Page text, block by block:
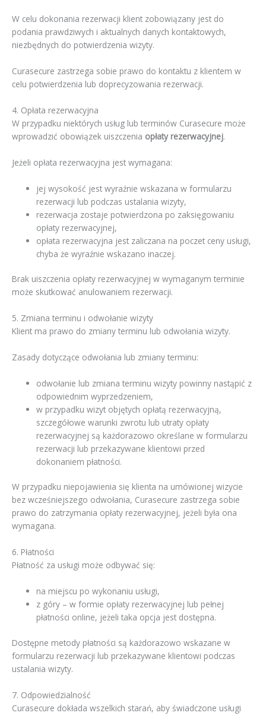
W celu dokonania rezerwacji klient zobowiązany jest do
podania prawdziwych i aktualnych danych kontaktowych,
niezbędnych do potwierdzenia wizyty.
Curasecure zastrzega sobie prawo do kontaktu z klientem w
celu potwierdzenia lub doprecyzowania rezerwacji.
4. Opłata rezerwacyjna
W przypadku niektórych usług lub terminów Curasecure może
wprowadzić obowiązek uiszczenia opłaty rezerwacyjnej.
Jeżeli opłata rezerwacyjna jest wymagana:
jej wysokość jest wyraźnie wskazana w formularzu
rezerwacji lub podczas ustalania wizyty,
rezerwacja zostaje potwierdzona po zaksięgowaniu
opłaty rezerwacyjnej,
opłata rezerwacyjna jest zaliczana na poczet ceny usługi,
chyba że wyraźnie wskazano inaczej.
Brak uiszczenia opłaty rezerwacyjnej w wymaganym terminie
może skutkować anulowaniem rezerwacji.
5. Zmiana terminu i odwołanie wizyty
Klient ma prawo do zmiany terminu lub odwołania wizyty.
Zasady dotyczące odwołania lub zmiany terminu:
odwołanie lub zmiana terminu wizyty powinny nastąpić z
odpowiednim wyprzedzeniem,
w przypadku wizyt objętych opłatą rezerwacyjną,
szczegółowe warunki zwrotu lub utraty opłaty
rezerwacyjnej są każdorazowo określane w formularzu
rezerwacji lub przekazywane klientowi przed
dokonaniem płatności.
W przypadku niepojawienia się klienta na umówionej wizycie
bez wcześniejszego odwołania, Curasecure zastrzega sobie
prawo do zatrzymania opłaty rezerwacyjnej, jeżeli była ona
wymagana.
6. Płatności
Płatność za usługi może odbywać się:
na miejscu po wykonaniu usługi,
z góry – w formie opłaty rezerwacyjnej lub pełnej
płatności online, jeżeli taka opcja jest dostępna.
Dostępne metody płatności są każdorazowo wskazane w
formularzu rezerwacji lub przekazywane klientowi podczas
ustalania wizyty.
7. Odpowiedzialność
Curasecure dokłada wszelkich starań, aby świadczone usługi